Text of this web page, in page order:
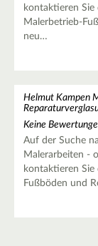
kontaktieren Sie
Malerbetrieb-
neu…
Helmut Kampen
Keine
Auf der Suche
Malerarbeiten -
kontaktieren
Fußböden und